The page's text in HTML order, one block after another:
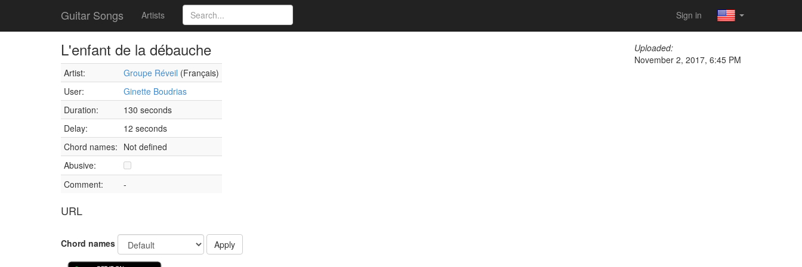
Guitar Songs Artists Sign in
L'enfant de la débauche
Artist: Groupe Réveil (Français)
User:
Ginette Boudrias
Duration:
130 seconds
Delay:
12 seconds
Chord names: Not defined
Abusive:
Comment:
-
URL
Uploaded:
November 2, 2017, 6:45 PM
Chord names Apply